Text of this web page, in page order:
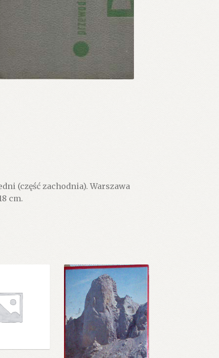
(część zachodnia). Warszawa
cm.